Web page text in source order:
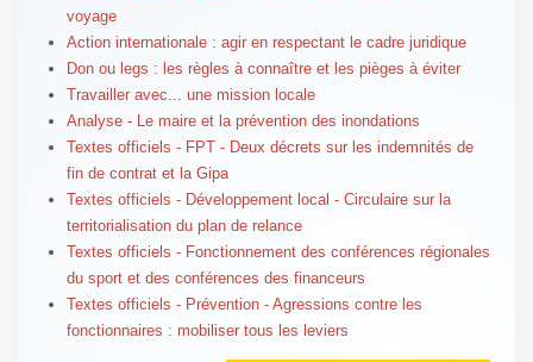
voyage
Action internationale : agir en respectant le cadre juridique
Don ou legs : les règles à connaître et les pièges à éviter
Travailler avec... une mission locale
Analyse - Le maire et la prévention des inondations
Textes officiels - FPT - Deux décrets sur les indemnités de
fin de contrat et la Gipa
Textes officiels - Développement local - Circulaire sur la
territorialisation du plan de relance
Textes officiels - Fonctionnement des conférences régionales
du sport et des conférences des financeurs
Textes officiels - Prévention - Agressions contre les
fonctionnaires : mobiliser tous les leviers